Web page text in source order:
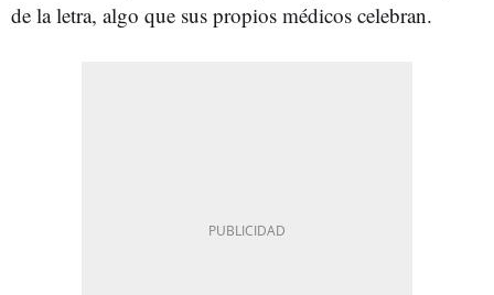
de la letra, algo que sus propios médicos celebran.